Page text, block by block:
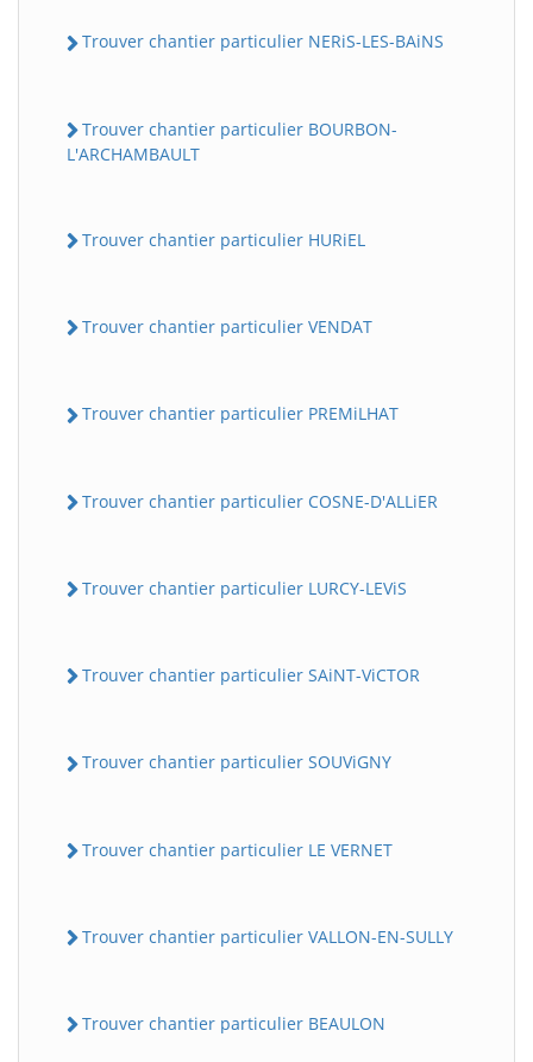
Trouver chantier particulier NERiS-LES-BAiNS
Trouver chantier particulier BOURBON-
L'ARCHAMBAULT
Trouver chantier particulier HURiEL
Trouver chantier particulier VENDAT
Trouver chantier particulier PREMiLHAT
Trouver chantier particulier COSNE-D'ALLiER
Trouver chantier particulier LURCY-LEViS
Trouver chantier particulier SAiNT-ViCTOR
Trouver chantier particulier SOUViGNY
Trouver chantier particulier LE VERNET
Trouver chantier particulier VALLON-EN-SULLY
Trouver chantier particulier BEAULON